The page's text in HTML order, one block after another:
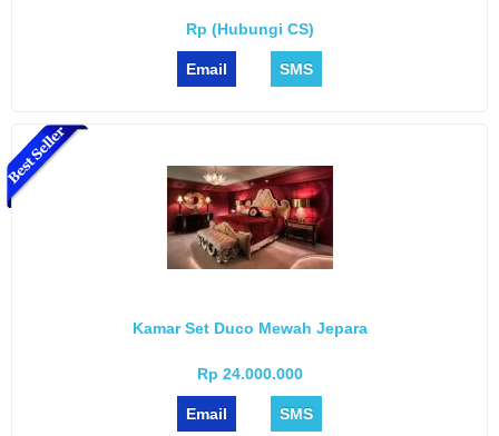
Rp (Hubungi CS)
Email SMS
Kamar Set Duco Mewah Jepara
Rp 24.000.000
Email SMS